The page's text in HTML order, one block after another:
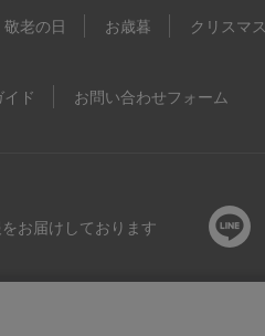
敬老の日 お歳暮 クリスマス
ド お問い合わせフォーム
お届けしております